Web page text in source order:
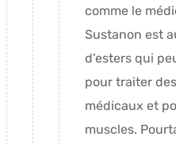
comme le
Sustanon est
d’esters qui
pour traiter
médicaux et
muscles.